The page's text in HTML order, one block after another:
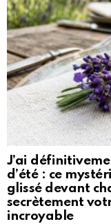
J’ai
d’été : ce
glissé devant
secrètement
incroyable